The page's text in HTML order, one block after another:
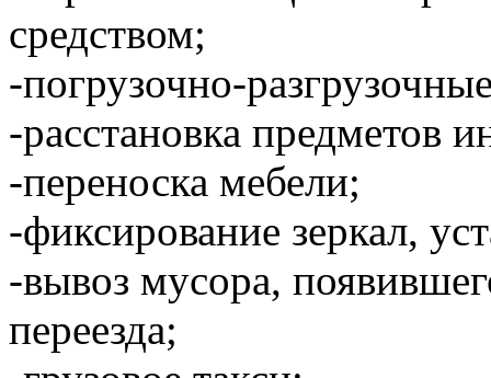
средством;
-погрузочно-
-расстановка предметов
-переноска мебели;
-фиксирование зеркал,
-вывоз мусора,
переезда;